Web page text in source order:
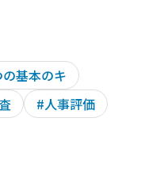
基本のキ
#人事評価